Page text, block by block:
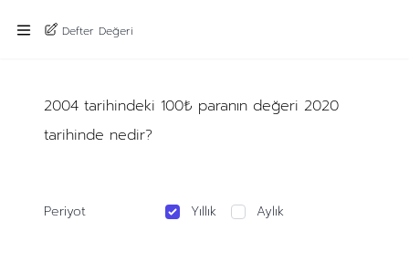
Defter Değeri
2004 tarihindeki 100₺ paranın değeri 2020
tarihinde nedir?
Periyot Yıllık Aylık